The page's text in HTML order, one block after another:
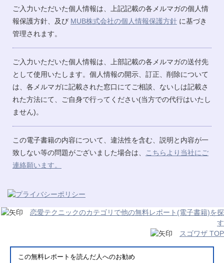
ご入力いただいた個人情報は、上記記載の各メルマガの個人情
報保護方針、及び MUB株式会社の個人情報保護方針 に基づき
管理されます。
ご入力いただいた個人情報は、上部記載の各メルマガの送付先
として使用いたします。個人情報の開示、訂正、削除について
は、各メルマガに記載された窓口にてご相談、ないしは記載さ
れた方法にて、ご自身で行ってください(当方での代行はいたし
ません)。
この電子書籍の内容について、違法性を含む、説明と内容が一
致しない等の問題がございました場合は、
こちらより当社にご
連絡願います。
恋愛テクニックのカテゴリで他の無料レポート(電子書籍)を探
す
スゴワザ TOP
この無料レポートを読んだ人へのお勧め